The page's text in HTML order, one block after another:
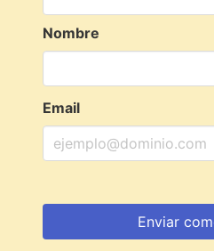
Nombre
Email